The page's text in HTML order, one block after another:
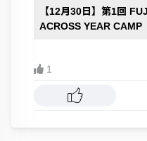
【12月30日】第1回
ACROSS YEAR CAMP
1